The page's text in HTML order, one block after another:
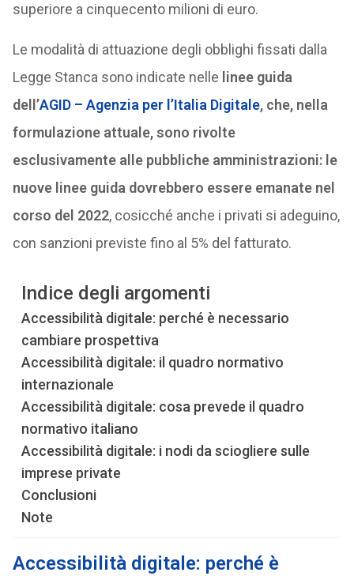
superiore a cinquecento milioni di euro.
Le modalità di attuazione degli obblighi fissati dalla
Legge Stanca sono indicate nelle linee guida
dell’AGID – Agenzia per l’Italia Digitale, che, nella
formulazione attuale, sono rivolte
esclusivamente alle pubbliche amministrazioni: le
nuove linee guida dovrebbero essere emanate nel
corso del 2022, cosicché anche i privati si adeguino,
con sanzioni previste fino al 5% del fatturato.
Indice degli argomenti
Accessibilità digitale: perché è necessario
cambiare prospettiva
Accessibilità digitale: il quadro normativo
internazionale
Accessibilità digitale: cosa prevede il quadro
normativo italiano
Accessibilità digitale: i nodi da sciogliere sulle
imprese private
Conclusioni
Note
Accessibilità digitale: perché è